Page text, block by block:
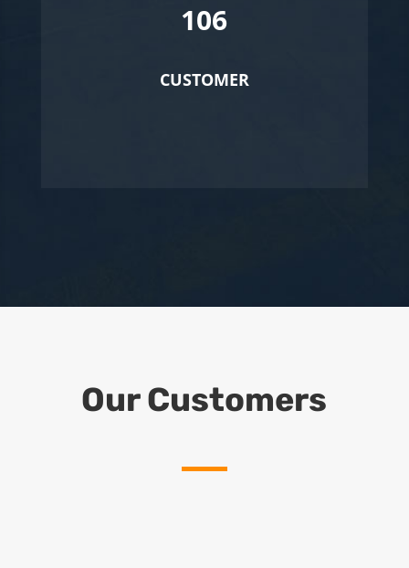
106
CUSTOMER
Our Customers